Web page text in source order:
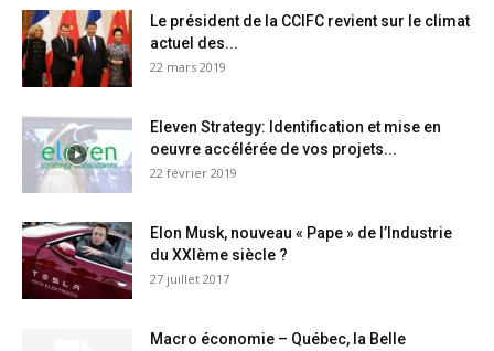
Le président de la CCIFC revient sur le climat
actuel des...
22 mars 2019
Eleven Strategy: Identification et mise en
oeuvre accélérée de vos projets...
22 février 2019
Elon Musk, nouveau « Pape » de l’Industrie
du XXIème siècle ?
27 juillet 2017
Macro économie – Québec, la Belle